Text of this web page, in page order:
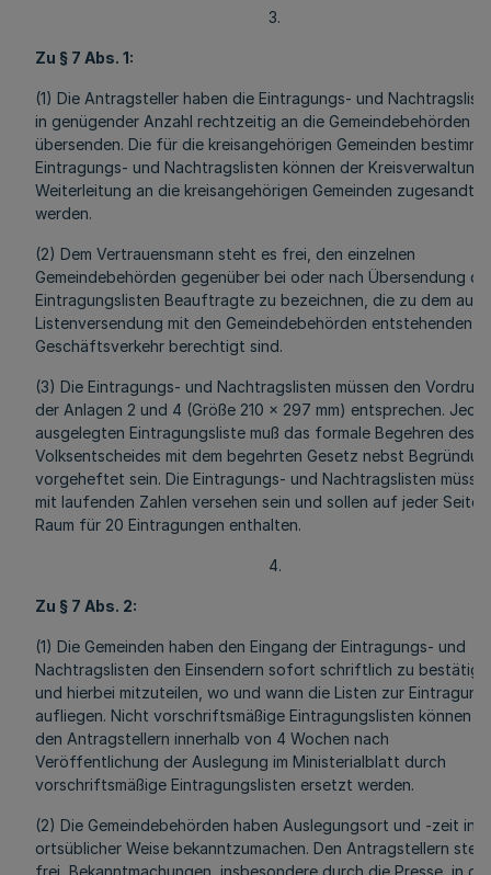
3.
Zu § 7 Abs. 1:
(1) Die Antragsteller haben die Eintragungs- und
in genügender Anzahl rechtzeitig an die Gemeindebehörden zu
übersenden. Die für die kreisangehörigen Gemeinden
Eintragungs- und Nachtragslisten können der Kreisverwaltung
Weiterleitung an die kreisangehörigen Gemeinden zugesandt
werden.
(2) Dem Vertrauensmann steht es frei, den einzelnen
Gemeindebehörden gegenüber bei oder nach Übersendung
Eintragungslisten Beauftragte zu bezeichnen, die zu dem aus
Listenversendung mit den Gemeindebehörden entstehenden
Geschäftsverkehr berechtigt sind.
(3) Die Eintragungs- und Nachtragslisten müssen den
der Anlagen 2 und 4 (Größe 210 x 297 mm) entsprechen. Jeder
ausgelegten Eintragungsliste muß das formale Begehren des
Volksentscheides mit dem begehrten Gesetz nebst
vorgeheftet sein. Die Eintragungs- und Nachtragslisten
mit laufenden Zahlen versehen sein und sollen auf jeder Seite
Raum für 20 Eintragungen enthalten.
4.
Zu § 7 Abs. 2:
(1) Die Gemeinden haben den Eingang der Eintragungs- und
Nachtragslisten den Einsendern sofort schriftlich zu
und hierbei mitzuteilen, wo und wann die Listen zur Eintragung
aufliegen. Nicht vorschriftsmäßige Eintragungslisten können
den Antragstellern innerhalb von 4 Wochen nach
Veröffentlichung der Auslegung im Ministerialblatt durch
vorschriftsmäßige Eintragungslisten ersetzt werden.
(2) Die Gemeindebehörden haben Auslegungsort und -zeit in
ortsüblicher Weise bekanntzumachen. Den Antragstellern
frei, Bekanntmachungen, insbesondere durch die Presse, in die